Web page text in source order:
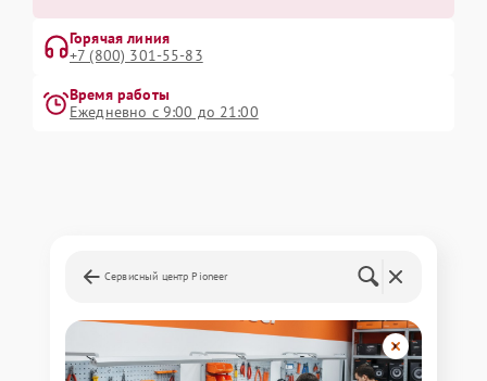
Горячая линия
+7 (800) 301-55-83
Время работы
Ежедневно с 9:00 до 21:00
Сервисный центр Pioneer